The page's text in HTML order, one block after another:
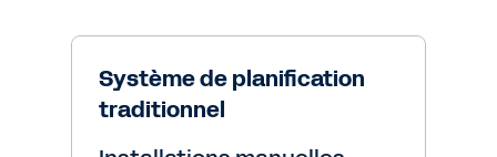
Système de planification
traditionnel